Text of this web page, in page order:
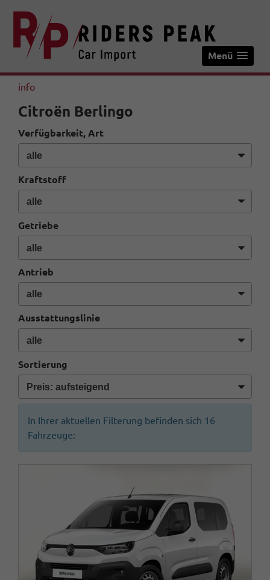
Menü
info
Citroën Berlingo
Verfügbarkeit, Art
Kraftstoff
Getriebe
Antrieb
Ausstattungslinie
Sortierung
In Ihrer aktuellen Filterung befinden sich 16
Fahrzeuge: